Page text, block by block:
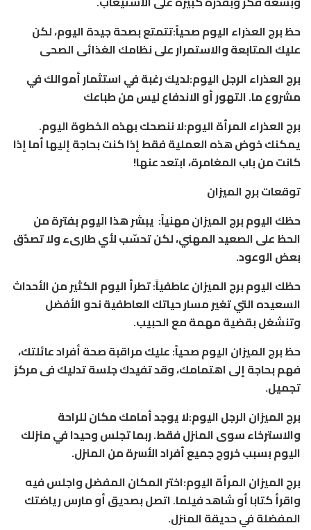
حظ برج العذراء اليوم صحياً:تتمتع بصحة جيدة اليوم، لكن
عليك المتابعة والاستمرار على نظامك الغذائى الصحى
برج العذراء الرجل اليوم:لديك رغبة في استثمار أموالك في
مشروع ما. التهور أو الاندفاع ليس من طباعك
برج العذراء المرأة اليوم:لا ننصحك بهذه الخطوة اليوم.
يمكنك خوض هذه العملية فقط إذا كنت بحاجة إليها أما إذا
كانت من باب المغامرة، ابتعد عنها!
توقعات برج الميزان
حظك اليوم برج الميزان مهنياً: يبشر هذا اليوم بفترة من
الحظ على الصعيد المهني، لكن تحسّب لأي طارىء ولا تصدّق
بعض الوعود.
حظك اليوم برج الميزان عاطفياً: تطرأ اليوم الكثير من الأحداث
السعيده التي تغير مسار حياتك العاطفية نحو الأفضل
وتنشغل بقضية مهمة مع الحبيب.
حظ برج الميزان اليوم صحياً: عليك مراقبة صحة أفراد عائلتك،
فهم بحاجة إلى اهتمامك، وقد تفيدك جلسة تدليك فى مركز
تجميل.
برج الميزان الرجل اليوم:لا يوجد أمامك مكان للراحة
والاسترخاء سوى المنزل فقط. ربما تجلس وحيدا في منزلك
اليوم بسبب خروج جميع أفراد الأسرة من المنزل.
برج الميزان المرأة اليوم:اختر المكان المفضل واجلس فيه
واقرأ كتابا أو شاهد فيلما. اتصل بصديق أو مارس رياضتك
المفضلة في حديقة المنزل.